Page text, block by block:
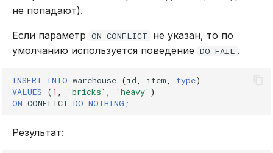
не попадают).
Если параметр ON CONFLICT
не указан, то по
умолчанию используется поведение DO FAIL .
INSERT INTO warehouse (id item type)
VALUES
(1 'bricks' 'heavy' )
ON CONFLICT DO NOTHING ;
Результат: